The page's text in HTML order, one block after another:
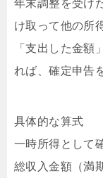
年末調整を受け
け取って他の所
「支出した金額
れば、確定申告
具体的な算式
一時所得として
総収入金額（満